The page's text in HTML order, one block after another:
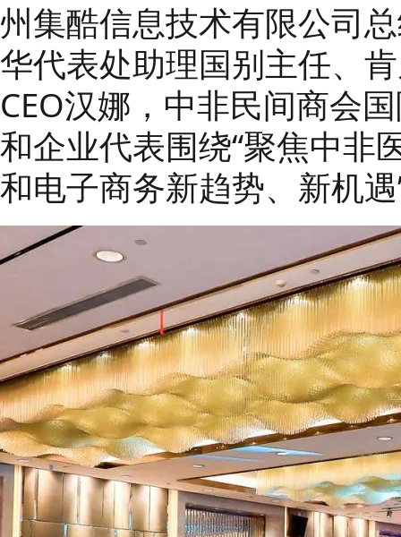
州集酷信息技术有限公司
华代表处助理国别主任、
CEO汉娜，中非民间商会
和企业代表围绕“聚焦中非
和电子商务新趋势、新机